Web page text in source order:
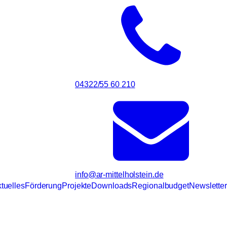
04322/55 60 210
info@ar-mittelholstein.de
FörderungProjekteDownloadsRegionalbudgetNewsletter